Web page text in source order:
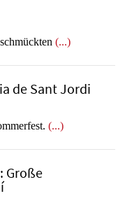
(...)
de Sant Jordi
(...)
Große